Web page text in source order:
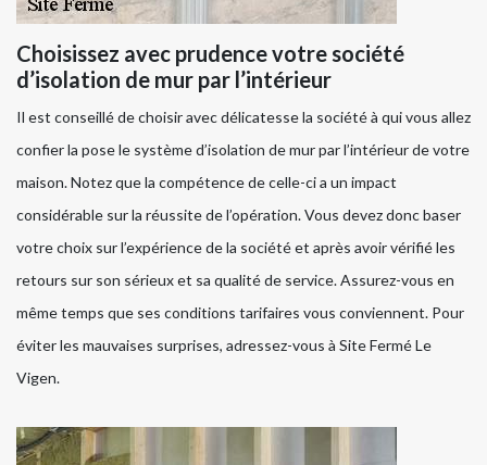
Choisissez avec prudence votre société
d’isolation de mur par l’intérieur
Il est conseillé de choisir avec délicatesse la société à qui vous allez
confier la pose le système d’isolation de mur par l’intérieur de votre
maison. Notez que la compétence de celle-ci a un impact
considérable sur la réussite de l’opération. Vous devez donc baser
votre choix sur l’expérience de la société et après avoir vérifié les
retours sur son sérieux et sa qualité de service. Assurez-vous en
même temps que ses conditions tarifaires vous conviennent. Pour
éviter les mauvaises surprises, adressez-vous à Site Fermé Le
Vigen.